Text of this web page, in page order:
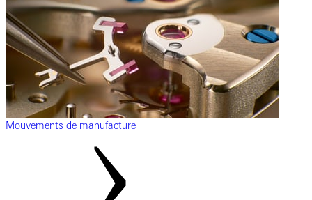
Mouvements de manufacture